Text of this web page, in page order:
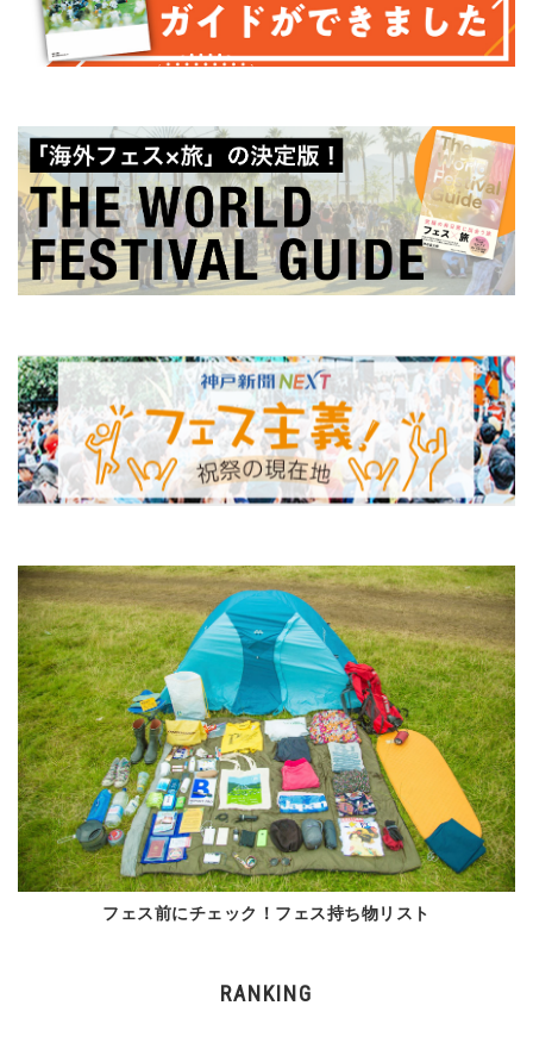
フェス前にチェック！フェス持ち物リスト
RANKING